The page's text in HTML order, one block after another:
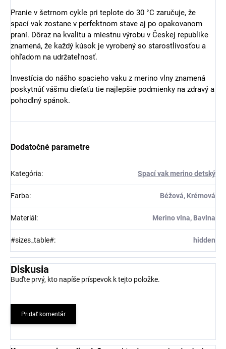
Pranie v šetrnom cykle pri teplote do 30 °C zaručuje, že
spací vak zostane v perfektnom stave aj po opakovanom
praní. Dôraz na kvalitu a miestnu výrobu v Českej republike
znamená, že každý kúsok je vyrobený so starostlivosťou a
ohľadom na udržateľnosť.
Investícia do nášho spacieho vaku z merino vlny znamená
poskytnúť vášmu dieťaťu tie najlepšie podmienky na zdravý a
pohodlný spánok.
Dodatočné parametre
Kategória: Spací vak merino detský
Farba: Béžová, Krémová
Materiál: Merino vlna, Bavlna
#sizes_table#: hidden
Diskusia
Buďte prvý, kto napíše príspevok k tejto položke.
Pridať komentár